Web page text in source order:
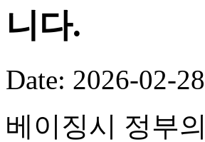
니다.
Date: 2026-02-28
베이징시 정부